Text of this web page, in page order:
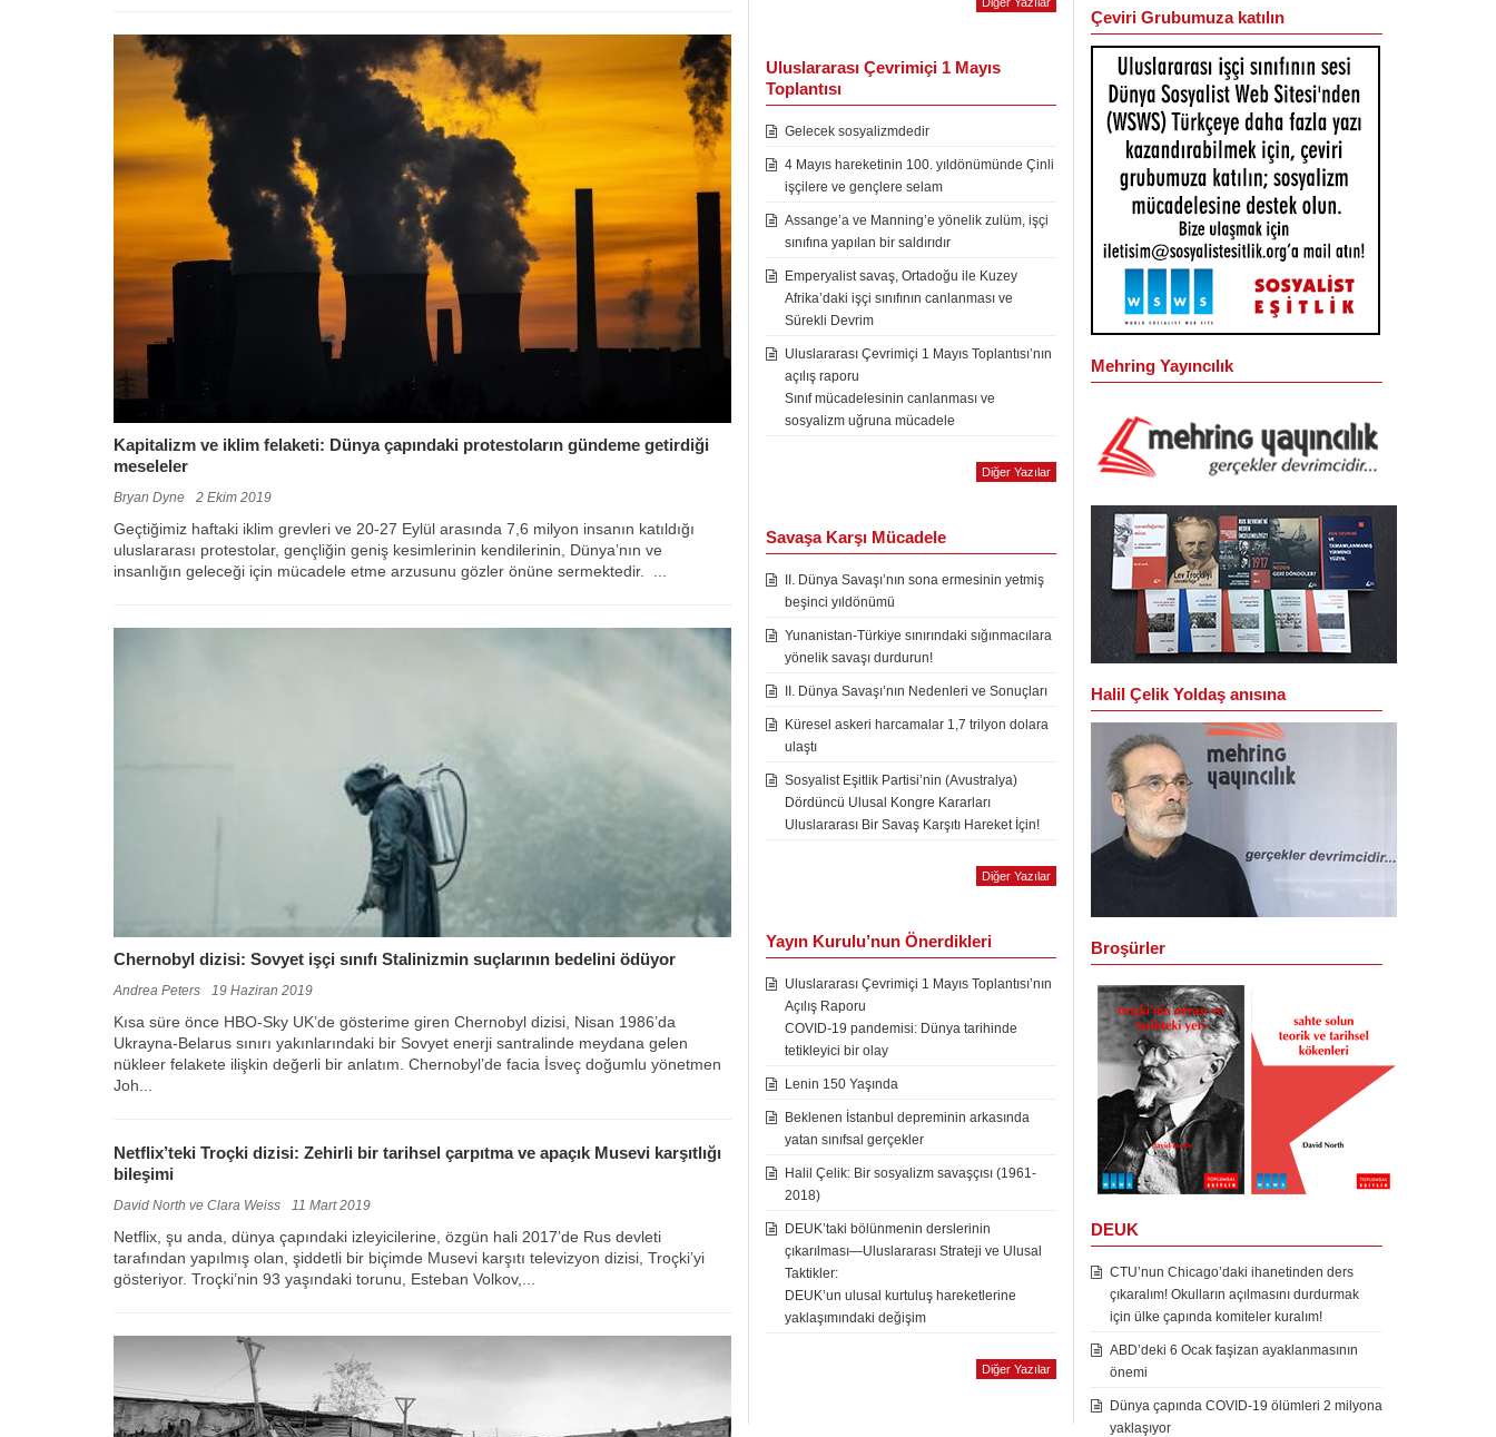
Kapitalizm ve iklim felaketi: Dünya çapındaki protestoların gündeme getirdiği
meseleler
Bryan Dyne 2 Ekim 2019
Geçtiğimiz haftaki iklim grevleri ve 20-27 Eylül arasında 7,6 milyon insanın katıldığı
uluslararası protestolar, gençliğin geniş kesimlerinin kendilerinin, Dünya’nın ve
insanlığın geleceği için mücadele etme arzusunu gözler önüne sermektedir. ...
Chernobyl dizisi: Sovyet işçi sınıfı Stalinizmin suçlarının bedelini ödüyor
Andrea Peters 19 Haziran 2019
Kısa süre önce HBO-Sky UK’de gösterime giren Chernobyl dizisi, Nisan 1986’da
Ukrayna-Belarus sınırı yakınlarındaki bir Sovyet enerji santralinde meydana gelen
nükleer felakete ilişkin değerli bir anlatım. Chernobyl’de facia İsveç doğumlu yönetmen
Joh...
Netflix’teki Troçki dizisi: Zehirli bir tarihsel çarpıtma ve apaçık Musevi karşıtlığı
bileşimi
David North ve Clara Weiss 11 Mart 2019
Netflix, şu anda, dünya çapındaki izleyicilerine, özgün hali 2017’de Rus devleti
tarafından yapılmış olan, şiddetli bir biçimde Musevi karşıtı televizyon dizisi, Troçki’yi
gösteriyor. Troçki’nin 93 yaşındaki torunu, Esteban Volkov,...
Uluslararası Çevrimiçi 1 Mayıs
Toplantısı
Gelecek sosyalizmdedir
4 Mayıs hareketinin 100. yıldönümünde Çinli
işçilere ve gençlere selam
Assange’a ve Manning’e yönelik zulüm, işçi
sınıfına yapılan bir saldırıdır
Emperyalist savaş, Ortadoğu ile Kuzey
Afrika’daki işçi sınıfının canlanması ve
Sürekli Devrim
Uluslararası Çevrimiçi 1 Mayıs Toplantısı’nın
açılış raporu
Sınıf mücadelesinin canlanması ve
sosyalizm uğruna mücadele
Diğer Yazılar
Savaşa Karşı Mücadele
II. Dünya Savaşı’nın sona ermesinin yetmiş
beşinci yıldönümü
Yunanistan-Türkiye sınırındaki sığınmacılara
yönelik savaşı durdurun!
II. Dünya Savaşı’nın Nedenleri ve Sonuçları
Küresel askeri harcamalar 1,7 trilyon dolara
ulaştı
Sosyalist Eşitlik Partisi’nin (Avustralya)
Dördüncü Ulusal Kongre Kararları
Uluslararası Bir Savaş Karşıtı Hareket İçin!
Diğer Yazılar
Yayın Kurulu’nun Önerdikleri
Uluslararası Çevrimiçi 1 Mayıs Toplantısı’nın
Açılış Raporu
COVID-19 pandemisi: Dünya tarihinde
tetikleyici bir olay
Lenin 150 Yaşında
Beklenen İstanbul depreminin arkasında
yatan sınıfsal gerçekler
Halil Çelik: Bir sosyalizm savaşçısı (1961-
2018)
DEUK’taki bölünmenin derslerinin
çıkarılması—Uluslararası Strateji ve Ulusal
Taktikler:
DEUK’un ulusal kurtuluş hareketlerine
yaklaşımındaki değişim
Diğer Yazılar
Çeviri Grubumuza katılın
Mehring Yayıncılık
Halil Çelik Yoldaş anısına
Broşürler
DEUK
CTU’nun Chicago’daki ihanetinden ders
çıkaralım! Okulların açılmasını durdurmak
için ülke çapında komiteler kuralım!
ABD’deki 6 Ocak faşizan ayaklanmasının
önemi
Dünya çapında COVID-19 ölümleri 2 milyona
yaklaşıyor